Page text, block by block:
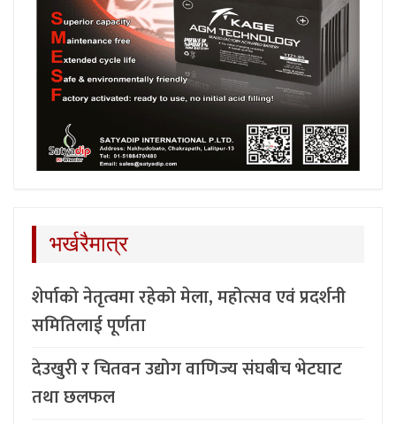
भर्खरैमात्र
शेर्पाको नेतृत्वमा रहेको मेला, महोत्सव एवं प्रदर्शनी
समितिलाई पूर्णता
देउखुरी र चितवन उद्योग वाणिज्य संघबीच भेटघाट
तथा छलफल